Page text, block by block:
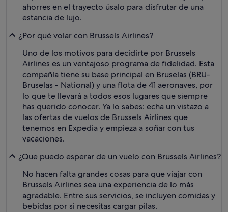
ahorres en el trayecto úsalo para disfrutar de una
estancia de lujo.
¿Por qué volar con Brussels Airlines?
Uno de los motivos para decidirte por Brussels
Airlines es un ventajoso programa de fidelidad. Esta
compañía tiene su base principal en Bruselas (BRU-
Bruselas - National) y una flota de 41 aeronaves, por
lo que te llevará a todos esos lugares que siempre
has querido conocer. Ya lo sabes: echa un vistazo a
las ofertas de vuelos de Brussels Airlines que
tenemos en Expedia y empieza a soñar con tus
vacaciones.
¿Que puedo esperar de un vuelo con Brussels Airlines?
No hacen falta grandes cosas para que viajar con
Brussels Airlines sea una experiencia de lo más
agradable. Entre sus servicios, se incluyen comidas y
bebidas por si necesitas cargar pilas.